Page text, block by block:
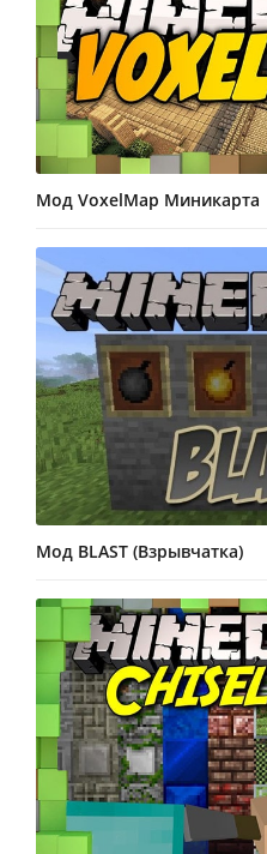
Мод VoxelMap Миникарта
Мод BLAST (Взрывчатка)